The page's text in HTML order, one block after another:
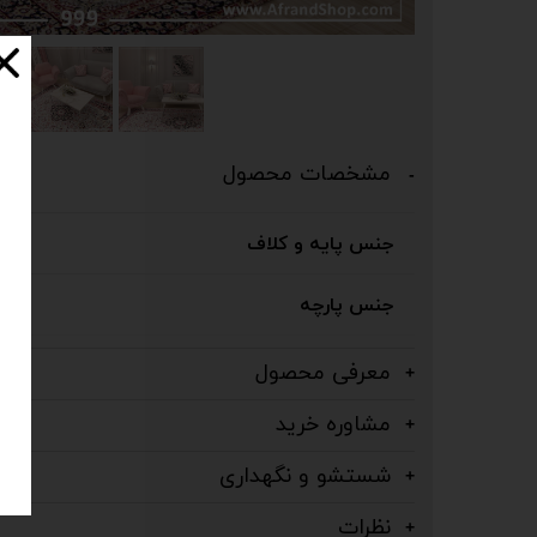
مشخصات محصول
جنس پایه و کلاف
جنس پارچه
معرفی محصول
مشاوره خرید
شستشو و نگهداری
نظرات